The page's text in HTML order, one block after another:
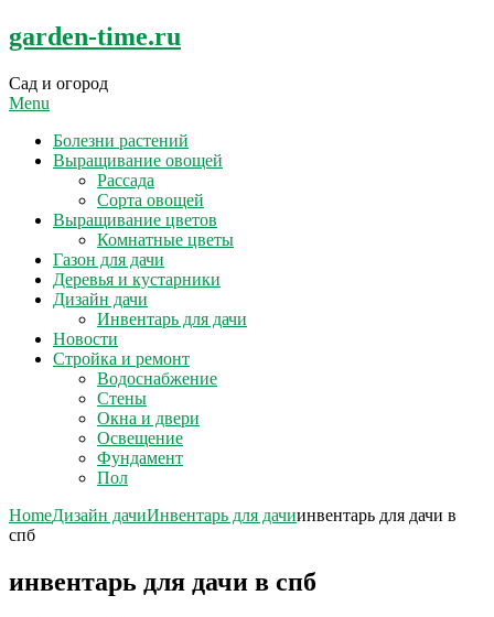
Skip
to
garden-time.ru
Сад и огород
Menu
Болезни растений
Выращивание овощей
Рассада
Сорта овощей
Выращивание цветов
Комнатные цветы
Газон для дачи
Деревья и кустарники
Дизайн дачи
Инвентарь для дачи
Новости
Стройка и ремонт
Водоснабжение
Стены
Окна и двери
Освещение
Фундамент
Пол
HomeДизайн дачиИнвентарь для дачиинвентарь для дачи в
спб
инвентарь для дачи в спб